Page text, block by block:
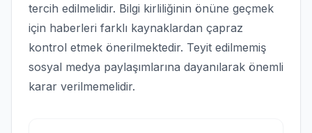
tercih edilmelidir. Bilgi kirliliğinin önüne geçmek
için haberleri farklı kaynaklardan çapraz
kontrol etmek önerilmektedir. Teyit edilmemiş
sosyal medya paylaşımlarına dayanılarak önemli
karar verilmemelidir.